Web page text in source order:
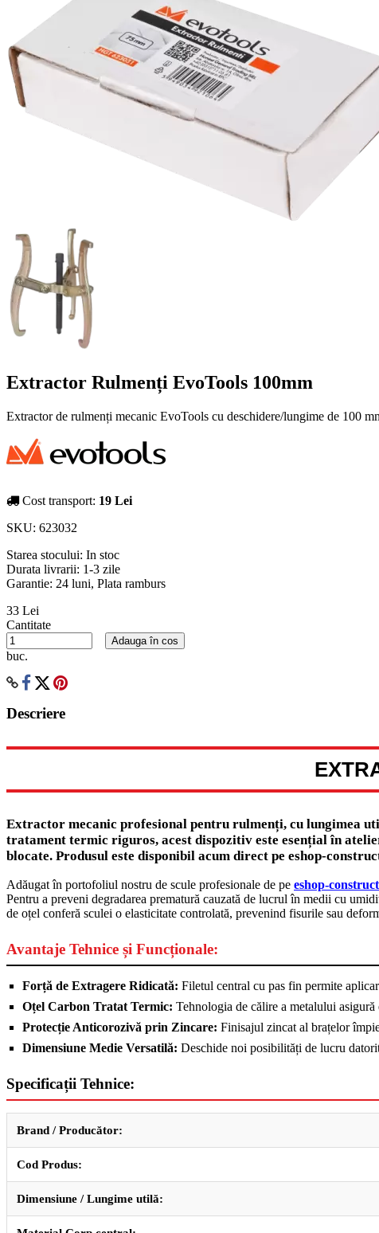
Extractor Rulmenți EvoTools 100mm
Extractor de rulmenți mecanic EvoTools cu deschidere/lungime de 100
Cost transport: 19 Lei
SKU: 623032
Starea stocului: In stoc
Durata livrarii: 1-3 zile
Garantie: 24 luni, Plata ramburs
33 Lei
Cantitate
buc.
Adauga în cos
Descriere
Extractor mecanic profesional pentru rulmenți, cu lungimea
tratament termic riguros, acest dispozitiv este esențial în
blocate. Produsul este disponibil acum direct pe eshop-
Adăugat în portofoliul nostru de scule profesionale de pe eshop-
Pentru a preveni degradarea prematură cauzată de lucrul în medii cu
de oțel conferă sculei o elasticitate controlată, prevenind fisurile sau
Avantaje Tehnice și Funcționale:
Forță de Extragere Ridicată: Filetul central cu pas fin permite
Oțel Carbon Tratat Termic: Tehnologia de călire a metalului
Protecție Anticorozivă prin Zincare: Finisajul zincat al brațelor
Dimensiune Medie Versatilă: Deschide noi posibilități de lucru
Specificații Tehnice:
Brand / Producător:
Cod Produs:
Dimensiune / Lungime utilă: